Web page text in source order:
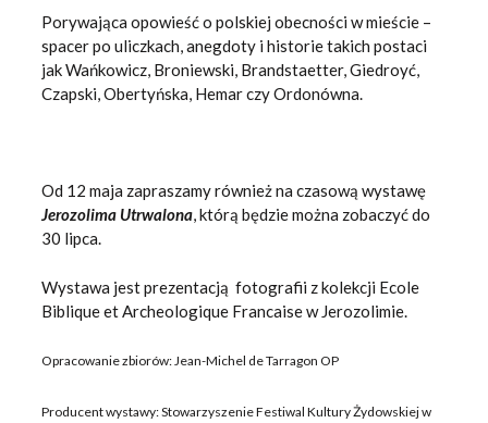
Porywająca opowieść o polskiej obecności w mieście –
spacer po uliczkach, anegdoty i historie takich postaci
jak Wańkowicz, Broniewski, Brandstaetter, Giedroyć,
Czapski, Obertyńska, Hemar czy Ordonówna.
Od 12 maja zapraszamy również na czasową wystawę
Jerozolima Utrwalona, którą będzie można zobaczyć do
30 lipca.
Wystawa jest prezentacją fotografii z kolekcji Ecole
Biblique et Archeologique Francaise w Jerozolimie.
Opracowanie zbiorów: Jean-Michel de Tarragon OP
Producent wystawy: Stowarzyszenie Festiwal Kultury Żydowskiej w